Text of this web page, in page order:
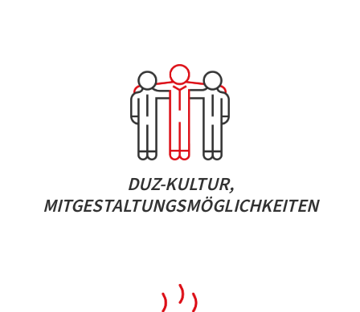
DUZ-KULTUR,
MITGESTALTUNGSMÖGLICHKEITEN